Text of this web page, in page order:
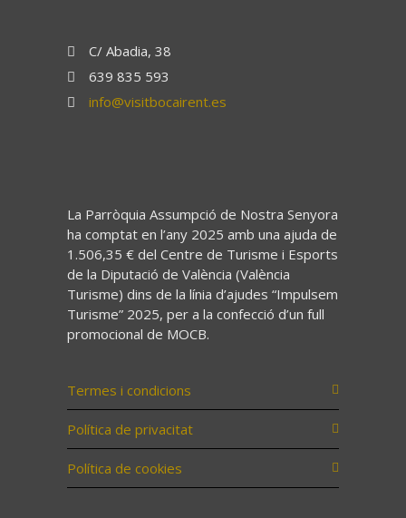
C/ Abadia, 38
639 835 593
info@visitbocairent.es
La Parròquia Assumpció de Nostra Senyora
ha comptat en l’any 2025 amb una ajuda de
1.506,35 € del Centre de Turisme i Esports
de la Diputació de València (València
Turisme) dins de la línia d’ajudes “Impulsem
Turisme” 2025, per a la confecció d’un full
promocional de MOCB.
Termes i condicions
Política de privacitat
Política de cookies